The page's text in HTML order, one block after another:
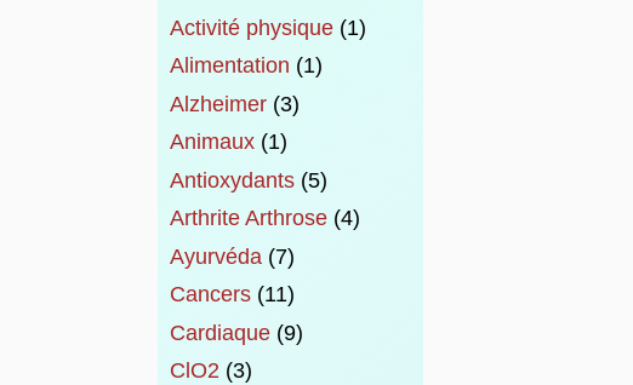
Activité physique(1)
Alimentation (1)
Alzheimer(3)
Animaux(1)
Antioxydants(5)
Arthrite Arthrose(4)
Ayurvéda (7)
Cancers(11)
Cardiaque(9)
ClO2(3)